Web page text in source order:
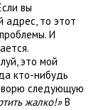
вы
адрес, то этот
И
это мой
кто-нибудь
следующую
жалко!»В